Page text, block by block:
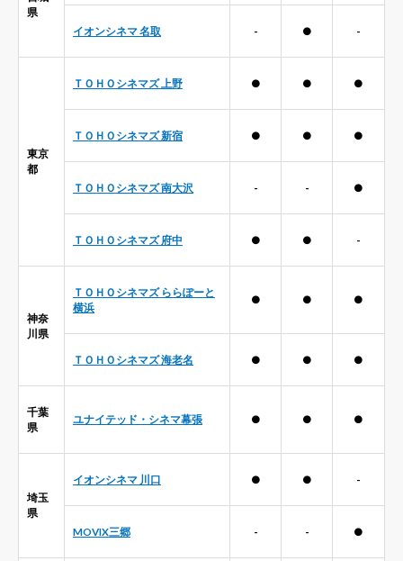
県
イオンシネマ 名取
- ● -
東京
都
ＴＯＨＯシネマズ 上野 ● ● ●
ＴＯＨＯシネマズ 新宿 ● ● ●
ＴＯＨＯシネマズ 南大沢 - - ●
ＴＯＨＯシネマズ 府中 ● ● -
神奈
川県
ＴＯＨＯシネマズ ららぽーと
横浜
● ● ●
ＴＯＨＯシネマズ 海老名 ● ● ●
千葉
県
ユナイテッド・シネマ幕張 ● ● ●
埼玉
県
イオンシネマ 川口 ● ● -
MOVIX三郷 - - ●